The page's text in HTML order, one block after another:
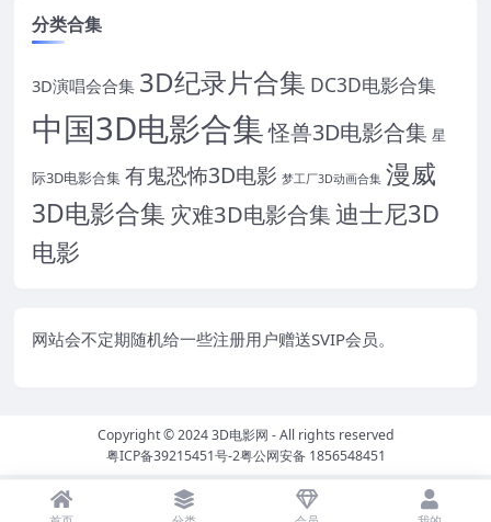
分类合集
3D演唱会合集 3D纪录片合集 DC3D电影合集
中国3D电影合集怪兽3D电影合集 星
际3D电影合集 有鬼恐怖3D电影 梦工厂3D动画合集 漫威
3D电影合集 灾难3D电影合集迪士尼3D
电影
网站会不定期随机给一些注册用户赠送SVIP会员。
Copyright © 20243D电影网 - All rights reserved
粤ICP备39215451号-2粤公网安备 1856548451